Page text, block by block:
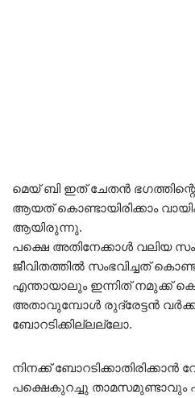
മെയ്‌ ബി ഇത് ചേതൻ
ആയത് കൊണ്ടായിരിക്കാം
ആയിരുന്നു.
പക്ഷെ അതിനേക്കാൾ വലിയ
ജീവിതത്തിൽ സംഭവിച്ചത്
എന്തായാലും ഇന്നിത് നമുക്ക്
അതാവുമ്പോൾ രുദ്രേട്ടൻ
ബോറടിക്കില്ലല്ലോ.
നിനക്ക് ബോറടിക്കാതിരിക്കാൻ
പക്ഷെകുറച്ചു താമസമുണ്ടാവും